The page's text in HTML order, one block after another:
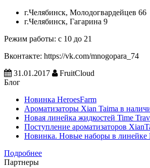
г.Челябинск, Молодогвардейцев 66
г.Челябинск, Гагарина 9
Режим работы: с 10 до 21
Вконтакте: https://vk.com/mnogopara_74
31.01.2017
FruitCloud
Блог
Новинка HeroesFarm
Ароматизаторы Xian Taima в
Новая линейка жидкостей Time
Поступление ароматизаторов
Новинка. Новые наборы в линейке
Подробнее
Партнеры